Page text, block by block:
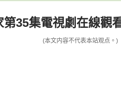
第35集電視劇在線觀
(本文内容不代表本站观点。)